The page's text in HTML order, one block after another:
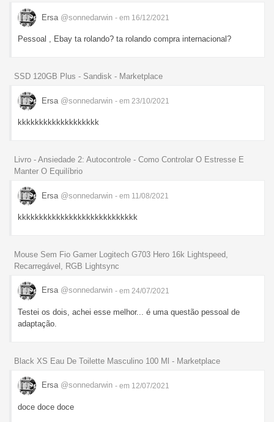
Ersa @sonnedarwin - em 16/12/2021
Pessoal , Ebay ta rolando? ta rolando compra internacional?
SSD 120GB Plus - Sandisk - Marketplace
Ersa @sonnedarwin - em 23/10/2021
kkkkkkkkkkkkkkkkkkk
Livro - Ansiedade 2: Autocontrole - Como Controlar O Estresse E
Manter O Equilíbrio
Ersa @sonnedarwin - em 11/08/2021
kkkkkkkkkkkkkkkkkkkkkkkkkkkk
Mouse Sem Fio Gamer Logitech G703 Hero 16k Lightspeed,
Recarregável, RGB Lightsync
Ersa @sonnedarwin - em 24/07/2021
Testei os dois, achei esse melhor... é uma questão pessoal de
adaptação.
Black XS Eau De Toilette Masculino 100 Ml - Marketplace
Ersa @sonnedarwin - em 12/07/2021
doce doce doce